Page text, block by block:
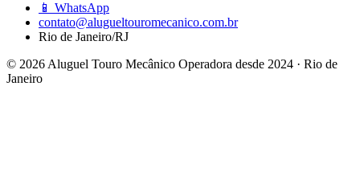
📱 WhatsApp
contato@alugueltouromecanico.com.br
Rio de Janeiro/RJ
© 2026 Aluguel Touro Mecânico Operadora desde 2024 · Rio de
Janeiro